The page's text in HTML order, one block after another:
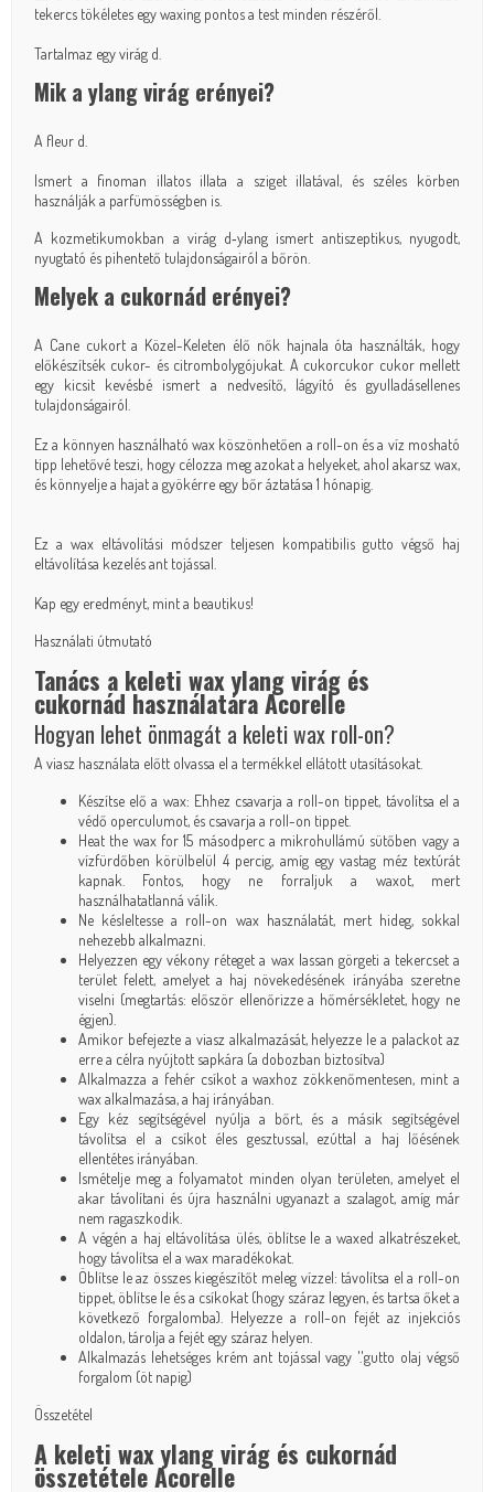
tekercs tökéletes egywaxing pontos a test minden részéről.
Tartalmaz egy virág d.
Mik a ylang virág erényei?
A fleur d.
Ismert a finoman illatos illata a sziget illatával, és széles körben
használják a parfümösségben is.
A kozmetikumokban a virág d‐ylang ismert antiszeptikus, nyugodt,
nyugtató és pihentető tulajdonságairól a bőrön.
Melyek a cukornád erényei?
A Cane cukort a Közel-Keleten élő nők hajnala óta használták, hogy
előkészítsék cukor- és citrombolygójukat. A cukorcukor cukor mellett
egy kicsit kevésbé ismert a nedvesítő, lágyító és gyulladásellenes
tulajdonságairól.
Ez a könnyen használható wax köszönhetően a roll-on és a víz mosható
tipp lehetővé teszi, hogy célozza meg azokat a helyeket, ahol akarsz wax,
és könnyelje a hajat a gyökérre egy bőr áztatása 1 hónapig.
Ez a wax eltávolítási módszer teljesen kompatibilis gutto végső haj
eltávolítása kezelés ant tojással
Kap egy eredményt, mint a beautikus!
Használati útmutató
Tanács a keleti wax ylang virág és
cukornád használatára Acorelle
Hogyan lehet önmagát a keleti wax roll-on?
A viasz használata előtt olvassa el a termékkel ellátott utasításokat.
Készítse elő a wax: Ehhez csavarja a roll-on tippet, távolítsa el a
védő operculumot, és csavarja a roll-on tippet.
Heat the wax for 15 másodperc a mikrohullámú sütőben vagy a
vízfürdőben körülbelül 4 percig, amíg egy vastag méz textúrát
kapnak. Fontos, hogy ne forraljuk a waxot, mert
használhatatlanná válik.
Ne késleltesse a roll-on wax használatát, mert hideg, sokkal
nehezebb alkalmazni.
Helyezzen egy vékony réteget a wax lassan görgeti a tekercset a
terület felett, amelyet a haj növekedésének irányába szeretne
viselni (megtartás: először ellenőrizze a hőmérsékletet, hogy ne
égjen).
Amikor befejezte a viasz alkalmazását, helyezze le a palackot az
erre a célra nyújtott sapkára (a dobozban biztosítva)
Alkalmazza a fehér csíkot a waxhoz zökkenőmentesen, mint a
wax alkalmazása, a haj irányában.
Egy kéz segítségével nyúlja a bőrt, és a másik segítségével
távolítsa el a csíkot éles gesztussal, ezúttal a haj lőésének
ellentétes irányában.
Ismételje meg a folyamatot minden olyan területen, amelyet el
akar távolítani és újra használni ugyanazt a szalagot, amíg már
nem ragaszkodik.
A végén a haj eltávolítása ülés, öblítse le a waxed alkatrészeket,
hogy távolítsa el a wax maradékokat.
Öblítse le az összes kiegészítőt meleg vízzel: távolítsa el a roll-on
tippet, öblítse le és a csíkokat (hogy száraz legyen, és tartsa őket a
következő forgalomba). Helyezze a roll-on fejét az injekciós
oldalon, tárolja a fejét egy száraz helyen.
Alkalmazás lehetséges krém ant tojással vagy '.'gutto olaj végső
forgalom (öt napig)
Összetétel
A keleti wax ylang virág és cukornád
összetétele Acorelle